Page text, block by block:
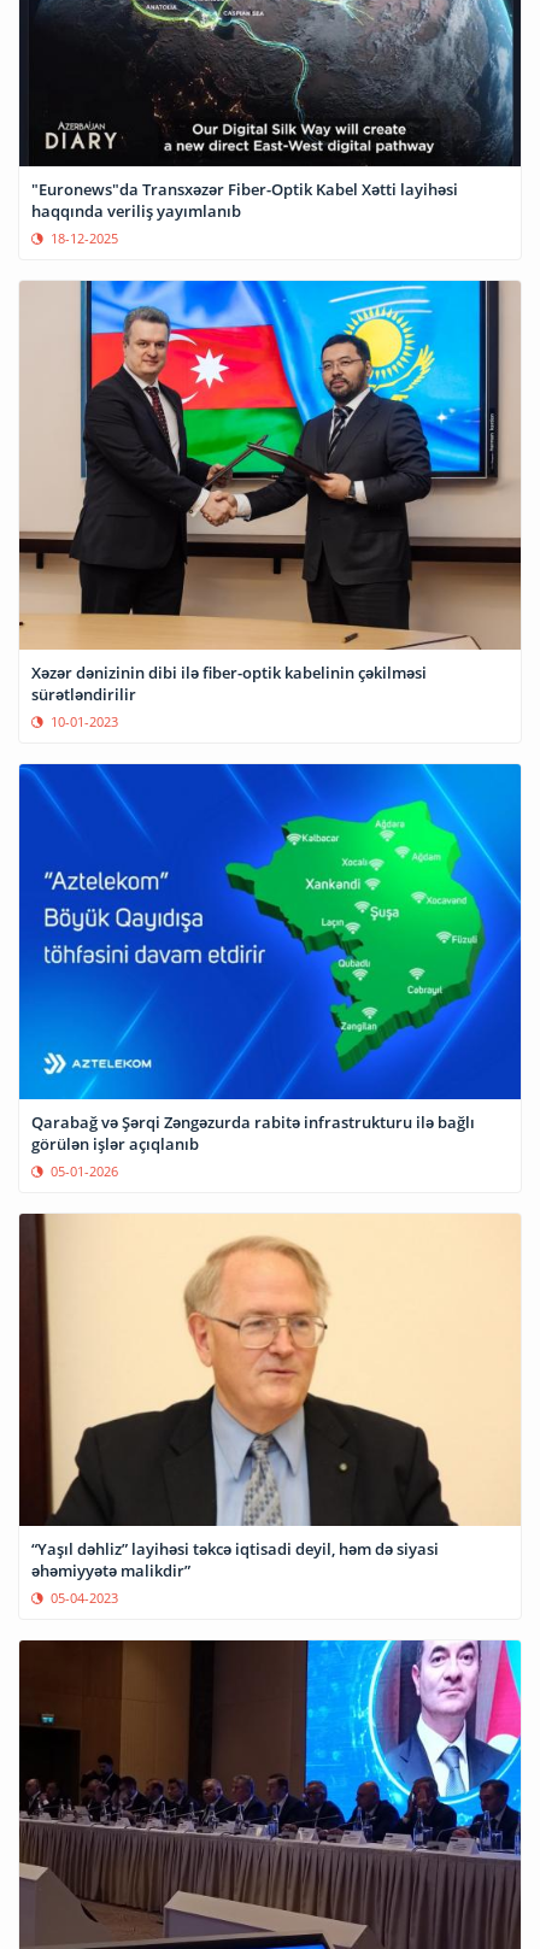
"Euronews"da Transxəzər Fiber-Optik Kabel Xətti layihəsi
haqqında veriliş yayımlanıb
18-12-2025
Xəzər dənizinin dibi ilə fiber-optik kabelinin çəkilməsi
sürətləndirilir
10-01-2023
Qarabağ və Şərqi Zəngəzurda rabitə infrastrukturu ilə bağlı
görülən işlər açıqlanıb
05-01-2026
“Yaşıl dəhliz” layihəsi təkcə iqtisadi deyil, həm də siyasi
əhəmiyyətə malikdir”
05-04-2023